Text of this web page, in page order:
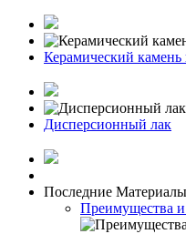
Керамический
Дисперсионный лак
Последние Материалы
Преимущества и